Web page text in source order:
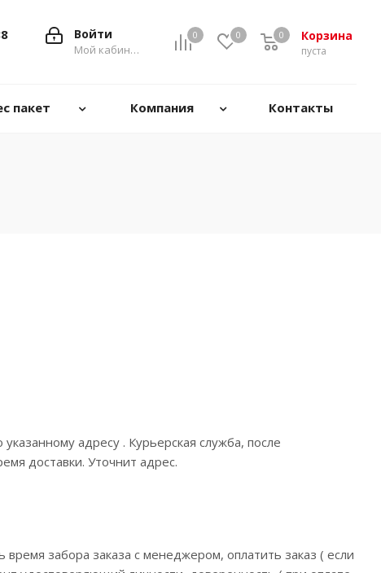
0 0 Корзина
0
пуста
0
Войти
Мой кабинет
пакет Компания Контакты
адресу . Курьерская служба, после
доставки. Уточнит адрес.
забора заказа с менеджером, оплатить заказ ( если